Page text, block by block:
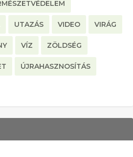
UTAZÁS VIDEO VIRÁG
VÍZ ZÖLDSÉG
ÚJRAHASZNOSÍTÁS